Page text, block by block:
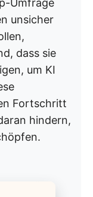
Umfrage
unsicher
dass sie
um KI
Fortschritt
hindern,